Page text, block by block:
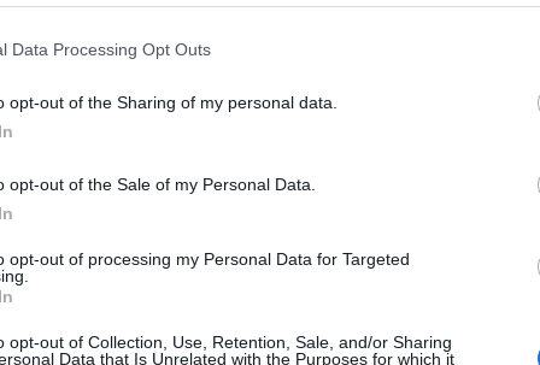
Data Processing Opt Outs
opt-out of the Sharing of my personal data.
opt-out of the Sale of my Personal Data.
opt-out of processing my Personal Data for Targeted
opt-out of Collection, Use, Retention, Sale, and/or Sharing
Data that Is Unrelated with the Purposes for which it
hogy a programok miatt több BKV-járat
és a trolikat is elterelik.
felelős főpolgármester-helyettes arról
számos kulturális rendezvény lesz az
fesztivál elnevezésű programot, amelyen
mutatkozik be, illetve jelen lesz öt fővárosi
több mint ötven standon lehet előre jegyeket
elmondta: a rendezvényt részben színházi
a színházigazgatók felvetésére a tervek szerint
éjszakáját is, és ezzel hagyományt